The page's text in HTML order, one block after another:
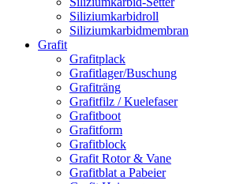
Siliziumkarbidroll
Siliziumkarbidmembran
Grafit
Grafitplack
Grafitlager/Buschung
Grafiträng
Grafitfilz / Kuelefaser
Grafitboot
Grafitform
Grafitblock
Grafit Rotor & Vane
Grafitblat a Pabeier